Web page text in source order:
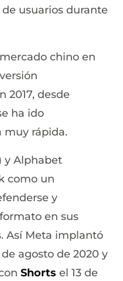
usuarios durante
chino en
2017, desde
ha ido
muy rápida.
y Alphabet
como un
y
en sus
Así Meta implantó
agosto de 2020 y
Shorts el 13 de